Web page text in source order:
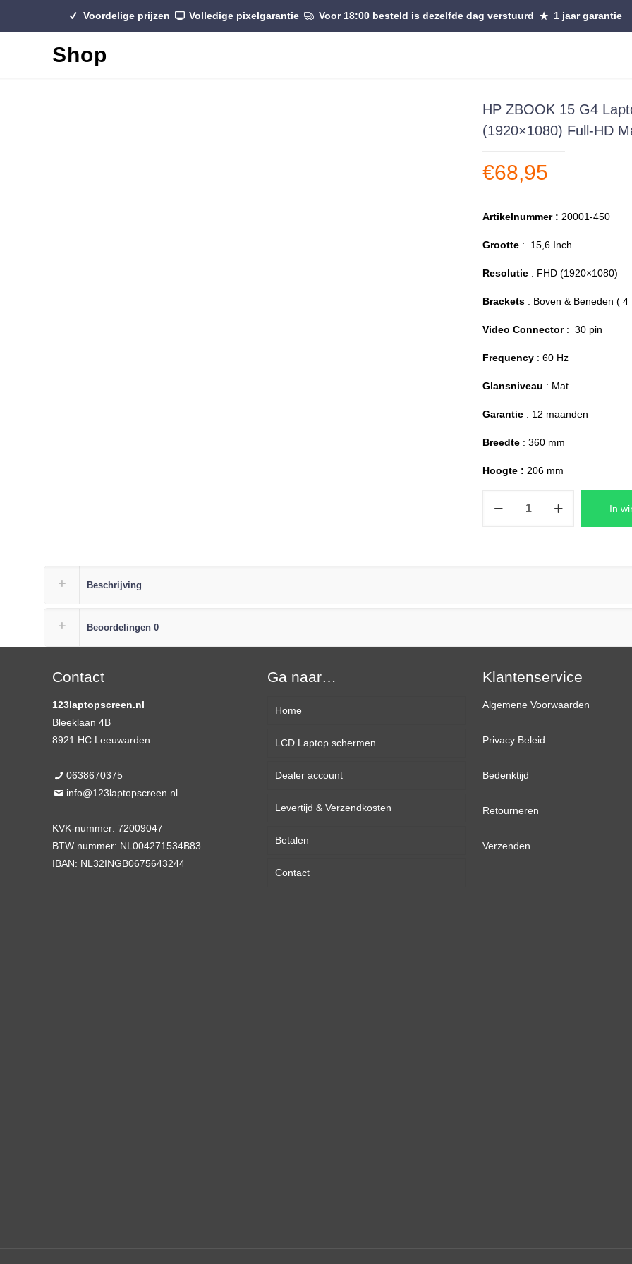
Voordelige prijzen Volledige pixelgarantie Voor 18:00 besteld is dezelfde dag verstuurd 1 jaar garantie
Shop
HP ZBOOK 15 G4
(1920×1080) Full-HD
€68,95
Artikelnummer : 20001-450
Grootte : 15,6 Inch
Resolutie : FHD (1920×1080)
Brackets : Boven & Beneden (
Video Connector: 30 pin
Frequency : 60 Hz
Glansniveau : Mat
Garantie : 12 maanden
Breedte : 360 mm
Hoogte : 206 mm
HD
aantal
In
Beschrijving
Beoordelingen 0
Contact
123laptopscreen.nl
Bleeklaan 4B
8921 HC Leeuwarden
0638670375
info@123laptopscreen.nl
KVK-nummer: 72009047
BTW nummer: NL004271534B83
IBAN: NL32INGB0675643244
Ga naar…
Home
LCD Laptop schermen
13,3 inch
14,0 inch
15,6 inch
17,3 inch
Dealer account
Levertijd & Verzendkosten
Betalen
Contact
Klantenservice
Algemene Voorwaarden
Privacy Beleid
Bedenktijd
Retourneren
Verzenden